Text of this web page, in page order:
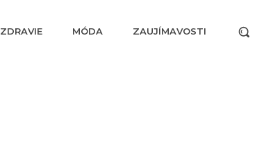
ZDRAVIE MÓDA ZAUJÍMAVOSTI